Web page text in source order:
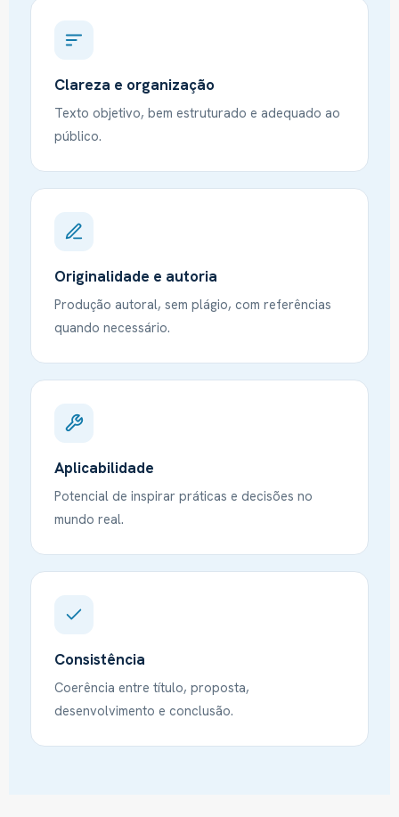
Clareza e organização
Texto objetivo, bem estruturado e adequado ao
público.
Originalidade e autoria
Produção autoral, sem plágio, com referências
quando necessário.
Aplicabilidade
Potencial de inspirar práticas e decisões no
mundo real.
Consistência
Coerência entre título, proposta,
desenvolvimento e conclusão.